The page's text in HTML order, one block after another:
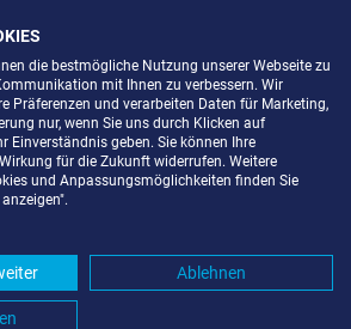
IN LANGENAU
mit Extraraum
die bestmögliche Nutzung unserer Webseite zu
mit Ihnen zu verbessern. Wir
Präferenzen und verarbeiten Daten für Marketing,
nur, wenn Sie uns durch Klicken auf
Einverständnis geben. Sie können Ihre
für die Zukunft widerrufen. Weitere
und Anpassungsmöglichkeiten finden Sie
Ablehnen